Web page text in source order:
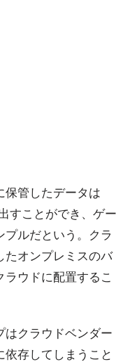
保管したデータは
すことができ、ゲー
プルだという。クラ
たオンプレミスのバ
ウドに配置するこ
はクラウドベンダー
存してしまうこと